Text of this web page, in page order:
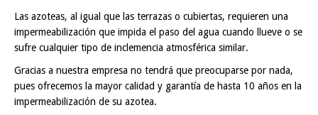
Las azoteas, al igual que las terrazas o cubiertas, requieren una
impermeabilización que impida el paso del agua cuando llueve o se
sufre cualquier tipo de inclemencia atmosférica similar.
Gracias a nuestra empresa no tendrá que preocuparse por nada,
pues ofrecemos la mayor calidad y garantía de hasta 10 años en la
impermeabilización de su azotea.